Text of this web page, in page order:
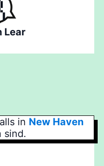
Lear
in New Haven
sind.